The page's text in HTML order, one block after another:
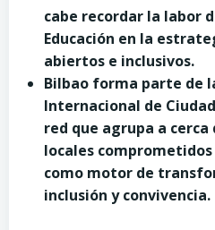
cabe recordar la labor
Educación en la
abiertos e inclusivos.
Bilbao forma parte de
Internacional de
red que agrupa a cerca
locales comprometidos
como motor de
inclusión y convivencia.